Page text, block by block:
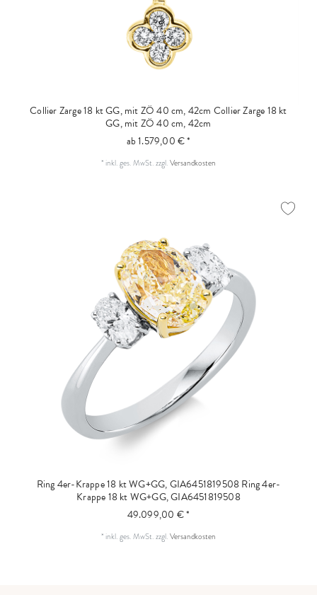
Collier Zarge 18 kt GG, mit ZÖ 40 cm, 42cm Collier Zarge 18 kt
GG, mit ZÖ 40 cm, 42cm
ab 1.579,00 € *
* inkl. ges. MwSt.zzgl.Versandkosten
Ring 4er-Krappe 18 kt WG+GG, GIA6451819508Ring 4er-
Krappe 18 kt WG+GG, GIA6451819508
49.099,00 € *
* inkl. ges. MwSt.zzgl.Versandkosten